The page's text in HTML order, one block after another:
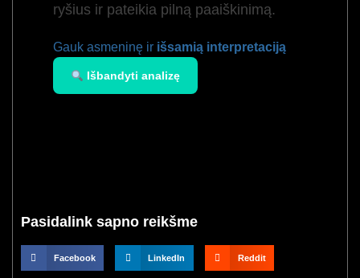
ryšius ir pateikia pilną paaiškinimą.
Gauk asmeninę ir išsamią interpretaciją
Išbandyti analizę
Pasidalink sapno reikšme
Facebook LinkedIn Reddit